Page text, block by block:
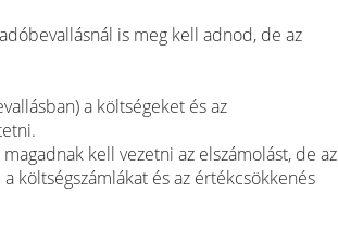
is meg kell adnod, de az
a költségeket és az
kell vezetni az elszámolást, de az
költségszámlákat és az értékcsökkenés